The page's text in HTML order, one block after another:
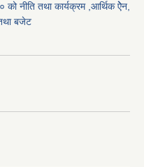
नीति तथा कार्यक्रम ,आर्थिक ऐेन,
बजेट